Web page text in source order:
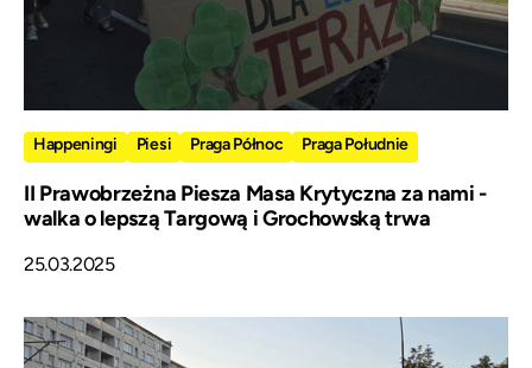
Happeningi Piesi Praga Północ Praga Południe
II Prawobrzeżna Piesza Masa Krytyczna za nami -
walka o lepszą Targową i Grochowską trwa
25.03.2025